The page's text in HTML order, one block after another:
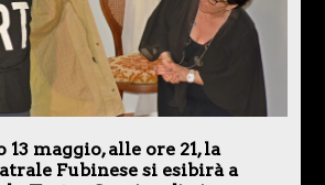
13 maggio, alle ore 21, la
Fubinese si esibirà a